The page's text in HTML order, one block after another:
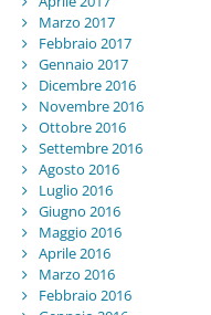
Marzo 2017
Febbraio 2017
Gennaio 2017
Dicembre 2016
Novembre 2016
Ottobre 2016
Settembre 2016
Agosto 2016
Luglio 2016
Giugno 2016
Maggio 2016
Aprile 2016
Marzo 2016
Febbraio 2016